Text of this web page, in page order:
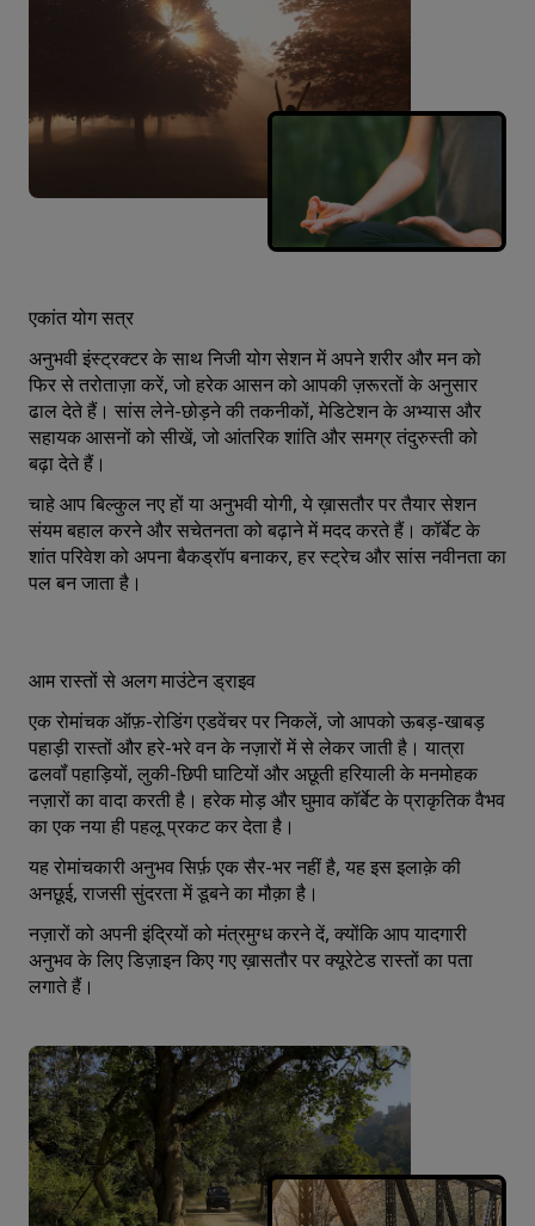
एकांत योग सत्र
अनुभवी इंस्‍ट्रक्‍टर के साथ निजी योग सेशन में अपने शरीर और मन को
फिर से तरोताज़ा करें, जो हरेक आसन को आपकी ज़रूरतों के अनुसार
ढाल देते हैं। सांस लेने-छोड़ने की तकनीकों, मेडिटेशन के अभ्‍यास और
सहायक आसनों को सीखें, जो आंतरिक शांति और समग्र तंदुरुस्‍ती को
बढ़ा देते हैं।
चाहे आप बिल्‍कुल नए हों या अनुभवी योगी, ये ख़ासतौर पर तैयार सेशन
संयम बहाल करने और सचेतनता को बढ़ाने में मदद करते हैं। कॉर्बेट के
शांत परिवेश को अपना बैकड्रॉप बनाकर, हर स्‍ट्रेच और सांस नवीनता का
पल बन जाता है।
आम रास्तों से अलग माउंटेन ड्राइव
एक रोमांचक ऑफ़-रोडिंग एडवेंचर पर निकलें, जो आपको ऊबड़-खाबड़
पहाड़ी रास्तों और हरे-भरे वन के नज़ारों में से लेकर जाती है। यात्रा
ढलवॉं पहाड़ियों, लुकी-छिपी घाटियों और अछूती हरियाली के मनमोहक
नज़ारों का वादा करती है। हरेक मोड़ और घुमाव कॉर्बेट के प्राकृतिक वैभव
का एक नया ही पहलू प्रकट कर देता है।
यह रोमांचकारी अनुभव सिर्फ़ एक सैर-भर नहीं है, यह इस इलाक़े की
अनछूई, राजसी सुंदरता में डूबने का मौक़ा है।
नज़ारों को अपनी इंद्रियों को मंत्रमुग्ध करने दें, क्योंकि आप यादगारी
अनुभव के लिए डिज़ाइन किए गए ख़ासतौर पर क्यूरेटेड रास्‍तों का पता
लगाते हैं।